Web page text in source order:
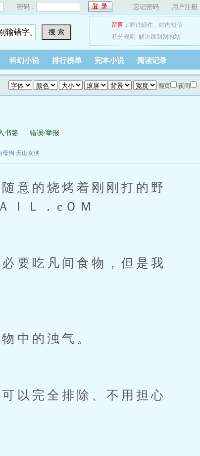
密码： 忘记密码 用户注册
搜 索
留言： 通过邮件、 站内短信
积分规则
解决跳到别的站
科幻小说 排行榜单 完本小说 阅读记录
翻页 夜间
书签 错误/举报
母狗 天山女侠
意的烧烤着刚刚打的野
ＩＬ．cＯＭ
要吃凡间食物，但是我
中的浊气。
以完全排除、不用担心